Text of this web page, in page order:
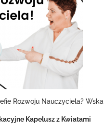
Rozwoju Nauczyciela?
Kapelusz z Kwiatami